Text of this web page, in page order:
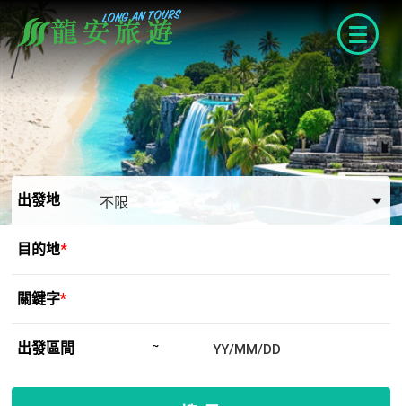
出發地
目的地*
關鍵字*
出發區間 ~